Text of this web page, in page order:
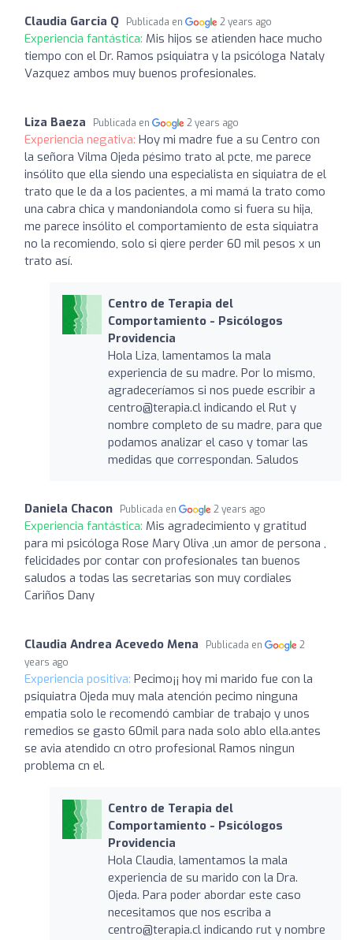
Claudia Garcia Q Publicada en 2 years ago
Experiencia fantástica: Mis hijos se atienden hace mucho
tiempo con el Dr. Ramos psiquiatra y la psicóloga Nataly
Vazquez ambos muy buenos profesionales.
Liza Baeza Publicada en 2 years ago
Experiencia negativa: Hoy mi madre fue a su Centro con
la señora Vilma Ojeda pésimo trato al pcte, me parece
insólito que ella siendo una especialista en siquiatra de el
trato que le da a los pacientes, a mi mamá la trato como
una cabra chica y mandoniandola como si fuera su hija,
me parece insólito el comportamiento de esta siquiatra
no la recomiendo, solo si qiere perder 60 mil pesos x un
trato así.
Centro de Terapia del
Comportamiento - Psicólogos
Providencia
Hola Liza, lamentamos la mala
experiencia de su madre. Por lo mismo,
agradeceríamos si nos puede escribir a
centro@terapia.clindicando el Rut y
nombre completo de su madre, para que
podamos analizar el caso y tomar las
medidas que correspondan. Saludos
Daniela Chacon Publicada en 2 years ago
Experiencia fantástica: Mis agradecimiento y gratitud
para mi psicóloga Rose Mary Oliva ,un amor de persona ,
felicidades por contar con profesionales tan buenos
saludos a todas las secretarias son muy cordiales
Cariños Dany
Claudia Andrea Acevedo Mena Publicada en
2
years ago
Experiencia positiva: Pecimo¡¡ hoy mi marido fue con la
psiquiatra Ojeda muy mala atención pecimo ninguna
empatia solo le recomendó cambiar de trabajo y unos
remedios se gasto 60mil para nada solo ablo ella.antes
se avia atendido cn otro profesional Ramos ningun
problema cn el.
Centro de Terapia del
Comportamiento - Psicólogos
Providencia
Hola Claudia, lamentamos la mala
experiencia de su marido con la Dra.
Ojeda. Para poder abordar este caso
necesitamos que nos escriba a
centro@terapia.clindicando rut y nombre